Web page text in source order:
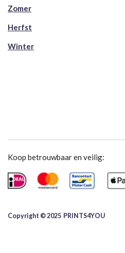
Zomer
Herfst
Winter
Koop betrouwbaar en veilig:
Copyright © 2025 ​PRINTS4YOU